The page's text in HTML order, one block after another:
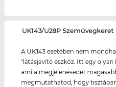
‌UK143/U28P Szemüvegkeret
A UK143 esetében nem
"látásjavító eszköz. Itt egy olyan
ami a megjelenésedet
megmutathatod, hogy